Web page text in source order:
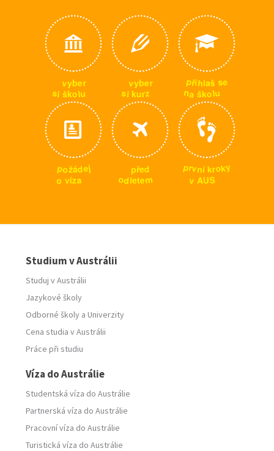
vyber
si školu
vyber
si kurz
přihlaš se
na školu
požádej
o víza
před
odletem
prvníkroky
v AUS
Studium v Austrálii
Studuj v Austrálii
Jazykové školy
Odborné školy aUniverzity
Cena studia v Austrálii
Práce při studiu
Víza do Austrálie
Studentská víza do Austrálie
Partnerská víza do Austrálie
Pracovní víza do Austrálie
Turistická víza do Austrálie